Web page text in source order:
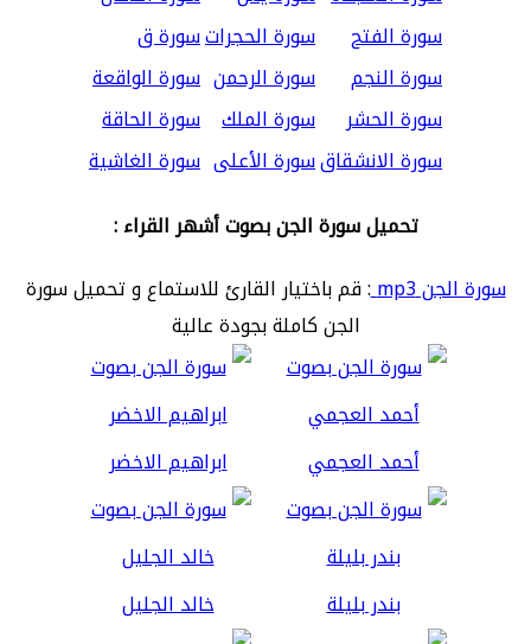
سورة الفتح
سورة الحجراتسورة ق
سورة النجم
سورة الرحمن سورة الواقعة
سورة الحشر
سورة الملك سورة الحاقة
سورة الانشقاقسورة الأعلى سورة الغاشية
تحميل سورة الجن بصوت أشهر القراء :
سورة الجن mp3
: قم باختيار القارئ للاستماع و تحميل سورة
الجن كاملة بجودة عالية
أحمد العجمي ابراهيم الاخضر
بندر بليلة خالد الجليل